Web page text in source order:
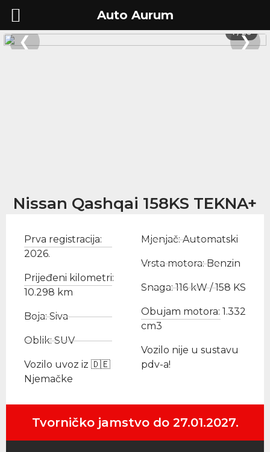
❮ ❯
1 / 26
Nissan Qashqai 158KS TEKNA+
Prva registracija:
2026.
Prijeđeni kilometri:
10.298 km
Boja: Siva
Oblik: SUV
Vozilo uvoz iz 🇩🇪
Njemačke
Mjenjač: Automatski
Vrsta motora: Benzin
Snaga: 116 kW / 158 KS
Obujam motora: 1.332
cm3
Vozilo nije u sustavu
pdv-a!
Tvorničko jamstvo do 27.01.2027.
Auto Aurum